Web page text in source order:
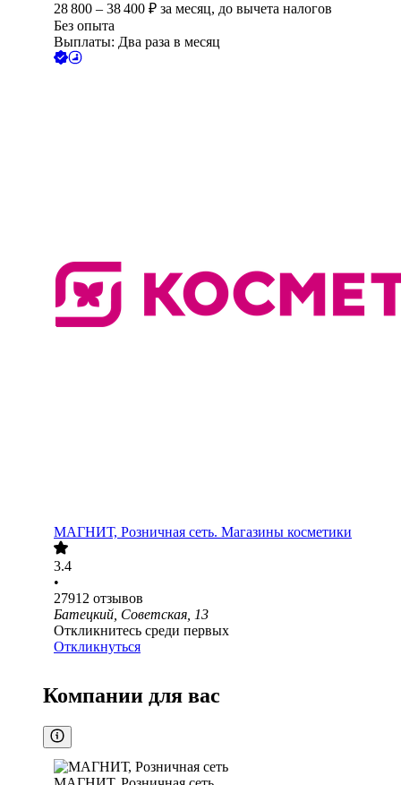
28 800 – 38 400 ₽ за месяц, до вычета налогов
Без опыта
Выплаты: Два раза в месяц
МАГНИТ, Розничная сеть. Магазины косметики
3.4
•
27912 отзывов
Батецкий, Советская, 13
Откликнитесь среди первых
Откликнуться
Компании для вас